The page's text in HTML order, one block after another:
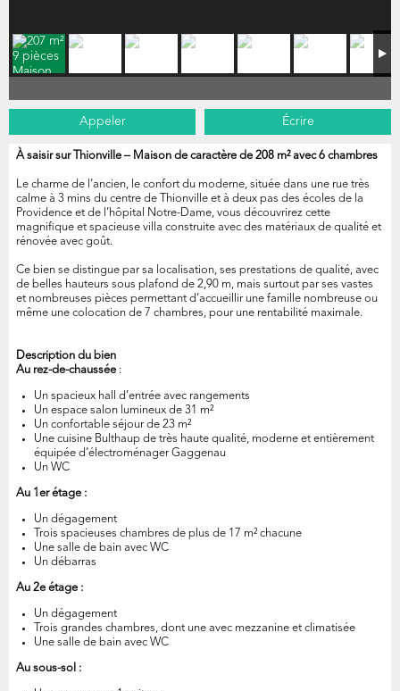
Appeler Écrire
À saisir sur Thionville – Maison de caractère de 208 m² avec 6 chambres
Le charme de l’ancien, le confort du moderne, située dans une rue très
calme à 3 mins du centre de Thionville et à deux pas des écoles de la
Providence et de l’hôpital Notre-Dame, vous découvrirez cette
magnifique et spacieuse villa construite avec des matériaux de qualité et
rénovée avec goût.
Ce bien se distingue par sa localisation, ses prestations de qualité, avec
de belles hauteurs sous plafond de 2,90 m, mais surtout par ses vastes
et nombreuses pièces permettant d’accueillir une famille nombreuse ou
même une colocation de 7 chambres, pour une rentabilité maximale.
Description du bien
Au rez-de-chaussée :
Un spacieux hall d’entrée avec rangements
Un espace salon lumineux de 31 m²
Un confortable séjour de 23 m²
Une cuisine Bulthaup de très haute qualité, moderne et entièrement
équipée d’électroménager Gaggenau
Un WC
Au 1er étage :
Un dégagement
Trois spacieuses chambres de plus de 17 m² chacune
Une salle de bain avec WC
Un débarras
Au 2e étage :
Un dégagement
Trois grandes chambres, dont une avec mezzanine et climatisée
Une salle de bain avec WC
Au sous-sol :